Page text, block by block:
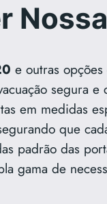
e outras
segura
em medidas
que
padrão das
gama de